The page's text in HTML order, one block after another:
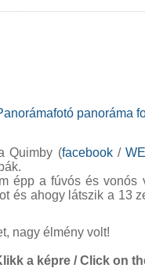
panoráma
Quimby (facebook/
épp a fúvós és vonós
és ahogy látszik a 13
nagy élmény volt!
a képre / Click on